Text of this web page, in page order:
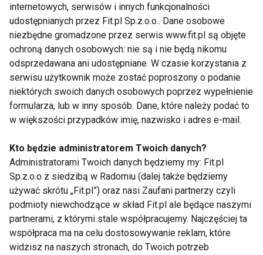
Zmęczenie po urlopie
– dlaczego zamiast
energii wraca
frustracja?
Aromatyczna
pielęgnacja ciała
latem w trendzie
sensory beauty -
troska o skórę i
zmysłów
Zdrowie
internetowych, serwisów i innych funkcjonalności
udostępnianych przez Fit.pl Sp.z.o.o.. Dane osobowe
niezbędne gromadzone przez serwis www.fit.pl są objęte
ochroną danych osobowych: nie są i nie będą nikomu
odsprzedawana ani udostępniane. W czasie korzystania z
serwisu użytkownik może zostać poproszony o podanie
niektórych swoich danych osobowych poprzez wypełnienie
formularza, lub w inny sposób. Dane, które należy podać to
w większości przypadków imię, nazwisko i adres e-mail.
Kto będzie administratorem Twoich danych?
Administratorami Twoich danych będziemy my: Fit.pl
Sp.z.o.o z siedzibą w Radomiu (dalej także będziemy
używać skrótu „Fit.pl”) oraz nasi Zaufani partnerzy czyli
podmioty niewchodzące w skład Fit.pl ale będące naszymi
partnerami, z którymi stale współpracujemy. Najczęściej ta
współpraca ma na celu dostosowywanie reklam, które
widzisz na naszych stronach, do Twoich potrzeb